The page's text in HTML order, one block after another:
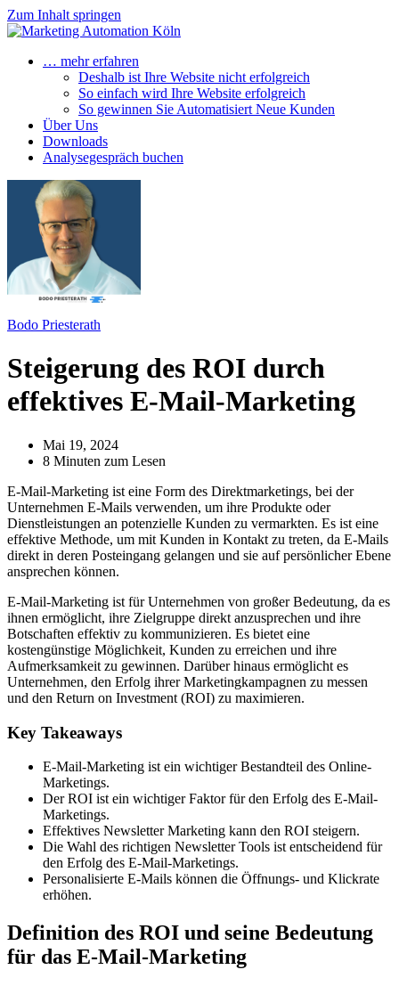
Zum Inhalt springen
… mehr erfahren
Deshalb ist Ihre Website nicht erfolgreich
So einfach wird Ihre Website erfolgreich
So gewinnen Sie Automatisiert Neue Kunden
Über Uns
Downloads
Analysegespräch buchen
Bodo Priesterath
Steigerung des ROI durch
effektives E-Mail-Marketing
Mai 19, 2024
8 Minuten zum Lesen
E-Mail-Marketing ist eine Form des Direktmarketings, bei der
Unternehmen E-Mails verwenden, um ihre Produkte oder
Dienstleistungen an potenzielle Kunden zu vermarkten. Es ist eine
effektive Methode, um mit Kunden in Kontakt zu treten, da E-Mails
direkt in deren Posteingang gelangen und sie auf persönlicher Ebene
ansprechen können.
E-Mail-Marketing ist für Unternehmen von großer Bedeutung, da es
ihnen ermöglicht, ihre Zielgruppe direkt anzusprechen und ihre
Botschaften effektiv zu kommunizieren. Es bietet eine
kostengünstige Möglichkeit, Kunden zu erreichen und ihre
Aufmerksamkeit zu gewinnen. Darüber hinaus ermöglicht es
Unternehmen, den Erfolg ihrer Marketingkampagnen zu messen
und den Return on Investment (ROI) zu maximieren.
Key Takeaways
E-Mail-Marketing ist ein wichtiger Bestandteil des Online-
Marketings.
Der ROI ist ein wichtiger Faktor für den Erfolg des E-Mail-
Marketings.
Effektives Newsletter Marketing kann den ROI steigern.
Die Wahl des richtigen Newsletter Tools ist entscheidend für
den Erfolg des E-Mail-Marketings.
Personalisierte E-Mails können die Öffnungs- und Klickrate
erhöhen.
Definition des ROI und seine Bedeutung
für das E-Mail-Marketing